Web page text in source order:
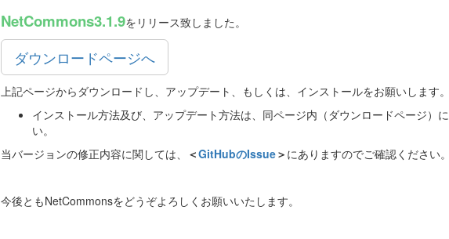
NetCommons3.1.9をリリース致しました。
ダウンロードページへ
上記ページからダウンロードし、アップデート、もしくは、インストールをお願いします。
インストール方法及び、アップデート方法は、同ページ内（ダウンロードページ）
い。
当バージョンの修正内容に関しては、
＜GitHubのIssue＞ にありますのでご確認ください。
今後ともNetCommonsをどうぞよろしくお願いいたします。